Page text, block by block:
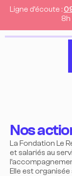
Ligne d’écoute :
8h
Nos
La Fondation Le
et salariés au
Elle est